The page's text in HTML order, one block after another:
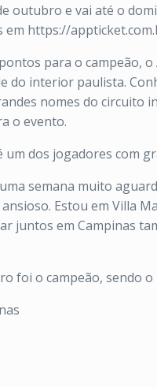
outubro e vai até o
https://
para o
do interior paulista.
nomes do
o evento.
dos jogadores com
semana muito
Estou em Villa
juntos em Campinas
foi o campeão,